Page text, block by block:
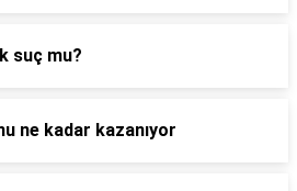
suç mu?
ne kadar kazanıyor